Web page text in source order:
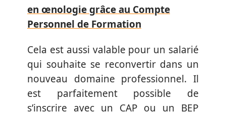
en œnologie grâce au Compte
Personnel de Formation
Cela est aussi valable pour un salarié
qui souhaite se reconvertir dans un
nouveau domaine professionnel. Il
est parfaitement possible de
s’inscrire avec un CAP ou un BEP